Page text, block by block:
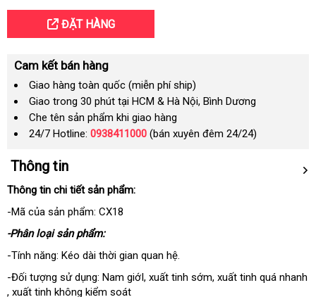
ĐẶT HÀNG
Cam kết bán hàng
Giao hàng toàn quốc (miễn phí ship)
Giao trong 30 phút tại HCM & Hà Nội, Bình Dương
Che tên sản phẩm khi giao hàng
24/7 Hotline: 0938411000 (bán xuyên đêm 24/24)
Thông tin
Thông tin chi tiết sản phẩm:
-Mã tổng
hợp
của sản phẩm: CX18
-Phân loại sản phẩm:
-Tính năng: Kéo dài thời gian quan hệ.
-Đối tượng sử dụng: Nam giớIở
, xuất tinh sớmrẻ
, xuất tinh Lazada
quá nhanh
địa
, xuất tinh không kiểm soát